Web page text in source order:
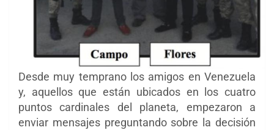
Desde muy temprano los amigos en Venezuela
y, aquellos que están ubicados en los cuatro
puntos cardinales del planeta, empezaron a
enviar mensajes preguntando sobre la decisión